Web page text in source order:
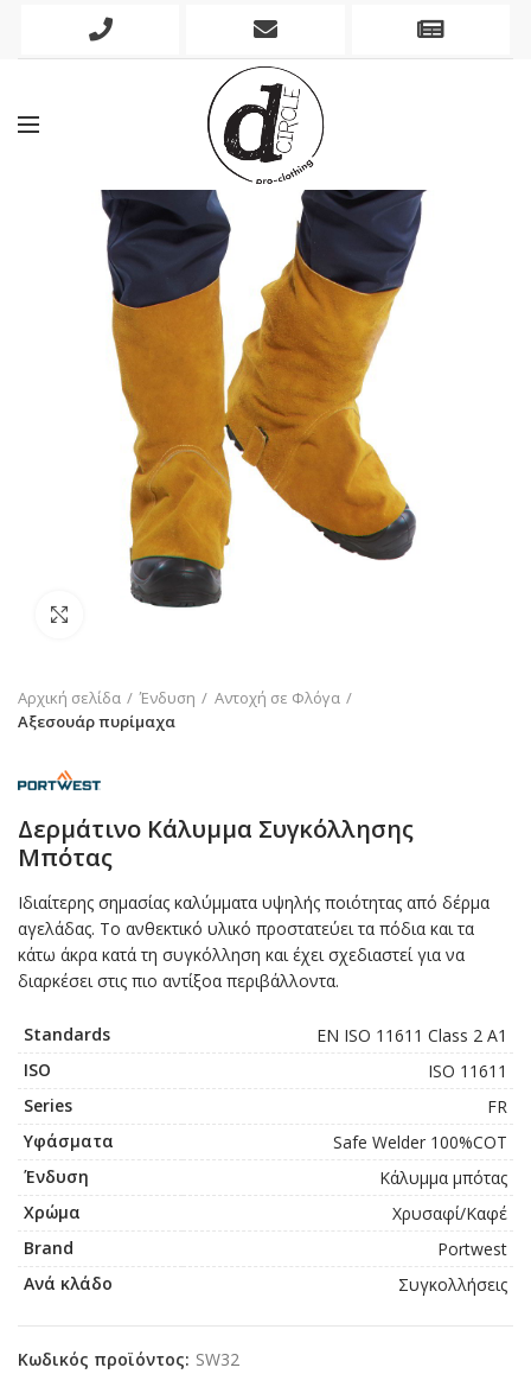
Phone
Mobile
Click to enlarge
Αρχική σελίδα Ένδυση
Αντοχή σε Φλόγα
Αξεσουάρ πυρίμαχα
Δερμάτινο Κάλυμμα Συγκόλλησης
Μπότας
Ιδιαίτερης σημασίας καλύμματα υψηλής ποιότητας από δέρμα
αγελάδας. Το ανθεκτικό υλικό προστατεύει τα πόδια και τα
κάτω άκρα κατά τη συγκόλληση και έχει σχεδιαστεί για να
διαρκέσει στις πιο αντίξοα περιβάλλοντα.
Standards
EN ISO 11611 Class 2 A1
ISO
ISO 11611
Series
FR
Υφάσματα
Safe Welder 100%COT
Ένδυση
Κάλυμμα μπότας
Χρώμα
Χρυσαφί/Καφέ
Brand
Portwest
Ανά κλάδο
Συγκολλήσεις
Κωδικός προϊόντος: SW32